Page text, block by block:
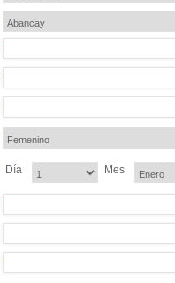
Día Mes